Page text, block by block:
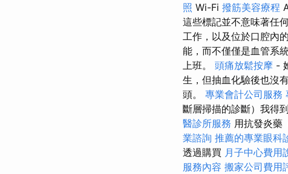
照 Wi-Fi 撥筋美容療程
這些標記並不意味著任
工作，以及位於口腔內
能，而不僅僅是血管系
上班。 頭痛放鬆按摩 -
生，但抽血化驗後也沒
頭。 專業會計公司服務
斷層掃描的診斷）我得
醫診所服務 用抗發炎藥
業諮詢 推薦的專業眼科
透過購買 月子中心費用
服務內容 搬家公司費用